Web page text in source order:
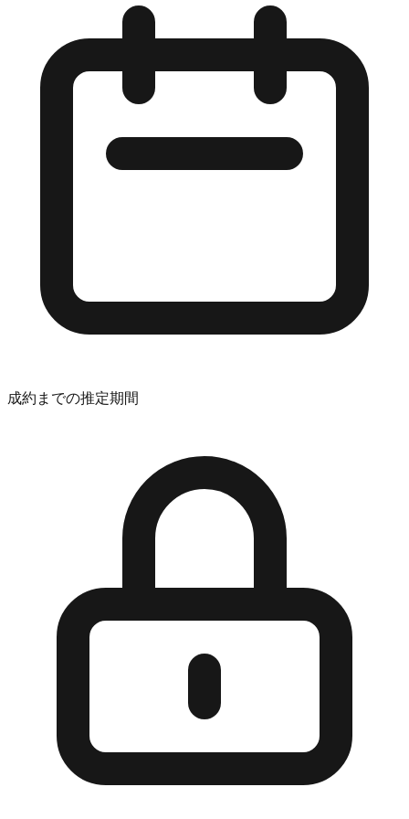
成約までの推定期間